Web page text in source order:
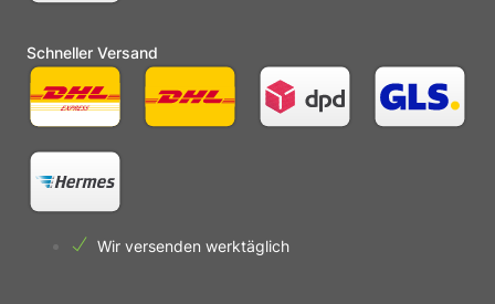
Schneller Versand
Wir versenden werktäglich